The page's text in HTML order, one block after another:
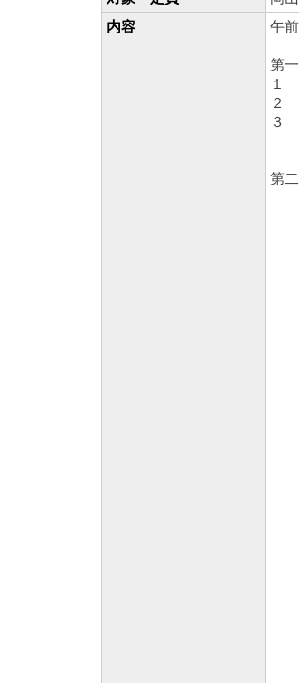
内容
午
第
１
２
３
②
第
な
必
－